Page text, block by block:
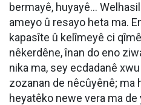
bermayê, huyayê...
ameyo û resayo heta ma.
kapasîte û kelîmeyê ci
nêkerdêne, înan do eno
nika ma, sey ecdadanê
zozanan de nêcûyênê; ma
heyatêko newe vera ma de